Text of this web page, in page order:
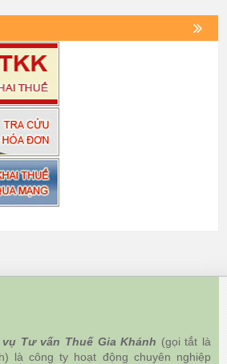
Tư vấn Thuế Gia Khánh (gọi tắt là
là công ty hoạt động chuyên nghiệp